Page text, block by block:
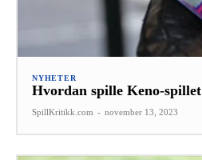
NYHETER
Hvordan spille Keno-spillet
SpillKritikk.com - november 13, 2023